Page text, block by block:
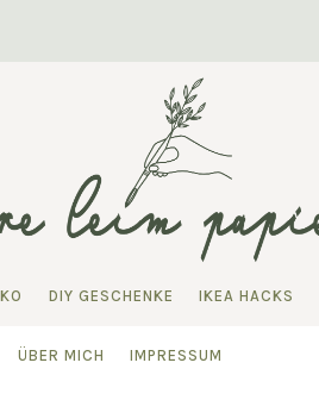
DIY GESCHENKE IKEA HACKS
ÜBER MICH IMPRESSUM